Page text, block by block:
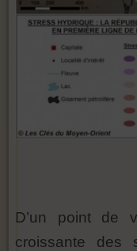
D’un point de
croissante des